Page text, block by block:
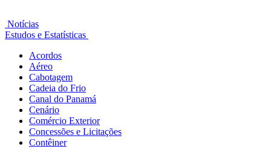
Notícias
Estudos e Estatísticas
Acordos
Aéreo
Cabotagem
Cadeia do Frio
Canal do Panamá
Cenário
Comércio Exterior
Concessões e Licitações
Contêiner